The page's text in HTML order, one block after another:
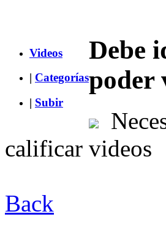
Videos
| Categorías
| Subir
Debe
poder
calificar videos
Back